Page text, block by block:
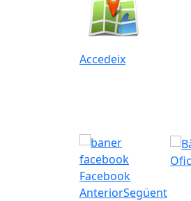
Accedeix
Facebook
AnteriorSegüent